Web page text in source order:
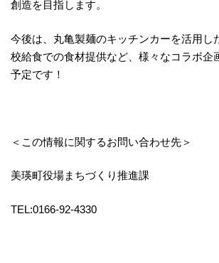
創造を目指します。
今後は、丸亀製麺のキッチンカーを活用し
校給食での食材提供など、様々なコラボ企
予定です！
＜この情報に関するお問い合わせ先＞
美瑛町役場まちづくり推進課
TEL:0166-92-4330